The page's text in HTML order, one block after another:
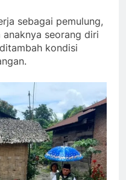
sebagai pemulung,
anaknya seorang diri
kondisi